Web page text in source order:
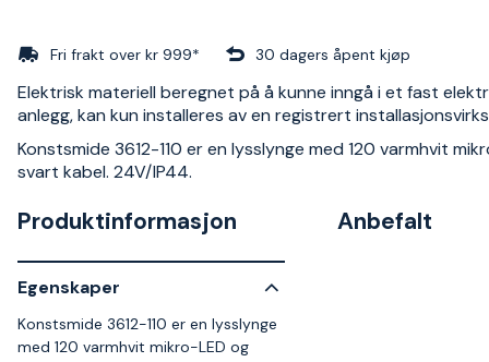
Fri frakt over kr 999* 30 dagers åpent kjøp
Elektrisk materiell beregnet på å kunne inngå i et fast
anlegg, kan kun installeres av en registrert
Konstsmide 3612-110 er en lysslynge med 120 varmhvit
svart kabel. 24V/IP44.
Produktinformasjon
Egenskaper
Konstsmide 3612-110 er en lysslynge
med 120 varmhvit mikro-LED og
Anbefalt